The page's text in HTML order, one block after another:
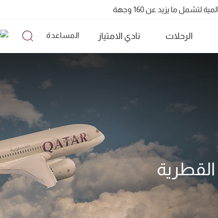
ما يزيد عن 160 وجهة
الرحلات نادي الامتياز المساعدة